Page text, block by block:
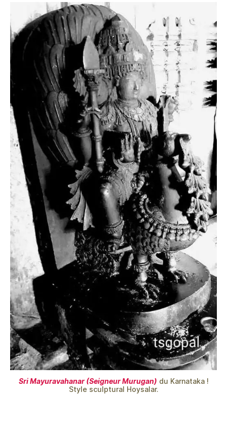
Sri Mayuravahanar (Seigneur Murugan) du Karnataka !
Style sculptural Hoysalar.